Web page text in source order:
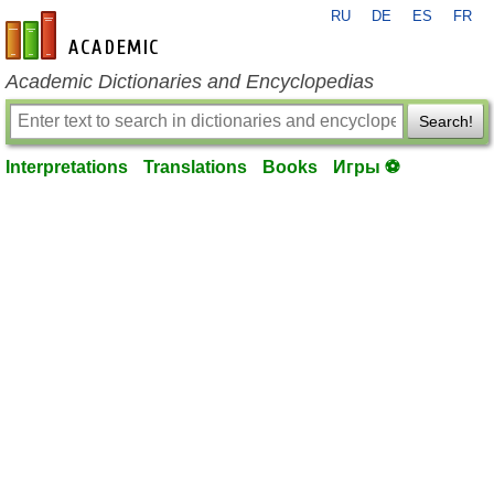
en-academic.com
RU DE ES FR
Academic Dictionaries and Encyclopedias
Search!
Interpretations Translations Books Игры ⚽